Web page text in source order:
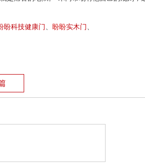
盼科技健康门 、 盼盼实木门 、